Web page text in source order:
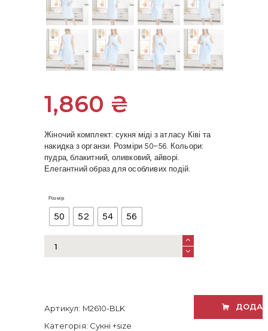
1,860 ₴
Жіночий комплект: сукня міді з атласу Ківі та
накидка з органзи. Розміри 50–56. Кольори:
пудра, блакитний, оливковий, айворі.
Елегантний образ для особливих подій.
Розмір
50 52 54 56
комплект:
накидка
Артикул: M2610-BLK
Категорія: Сукні +size